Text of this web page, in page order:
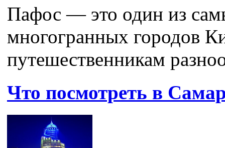
Пафос — это один из
многогранных городов
путешественникам
Что посмотреть в